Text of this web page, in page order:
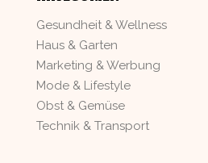
Gesundheit & Wellness
Haus & Garten
Marketing & Werbung
Mode & Lifestyle
Obst & Gemüse
Technik & Transport